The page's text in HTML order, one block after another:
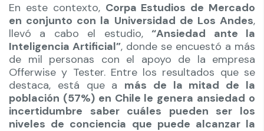
En este contexto, Corpa Estudios de Mercado
en conjunto con la Universidad de Los Andes,
llevó a cabo el estudio,“Ansiedad ante la
Inteligencia Artificial”, donde se encuestó a más
de mil personas con el apoyo de la empresa
Offerwise y Tester. Entre los resultados que se
destaca, está que a más de la mitad de la
población (57%) en Chile le genera ansiedad o
incertidumbre saber cuáles pueden ser los
niveles de conciencia que puede alcanzar la